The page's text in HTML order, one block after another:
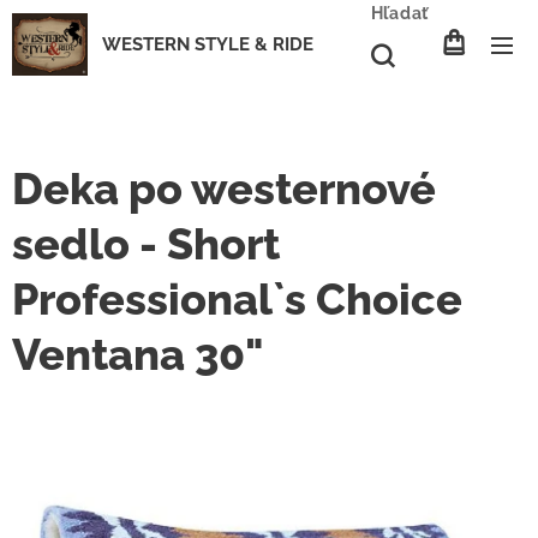
WESTERN STYLE & RIDE
Hľadať
Deka po westernové
sedlo - Short
Professional`s Choice
Ventana 30"